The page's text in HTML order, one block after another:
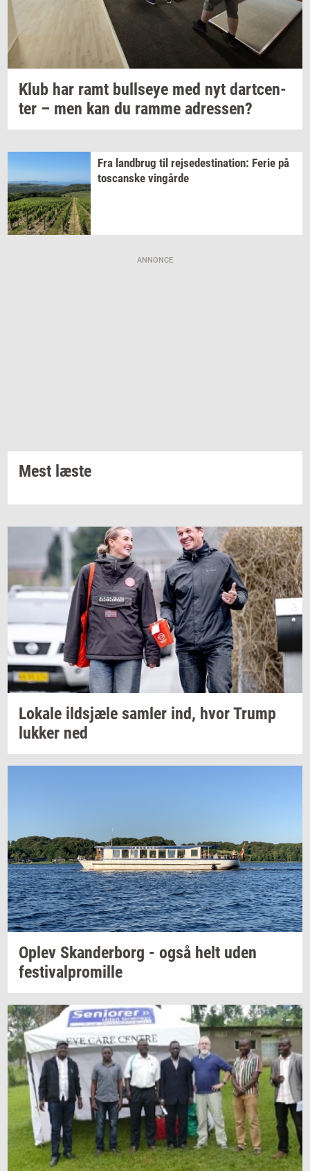
Klub har ramt bull­seye med nyt dart­cen­
ter – men kan du ramme adres­sen?
Fra land­brug til rej­se­desti­na­tion: Ferie på
toscan­ske vin­går­de
ANNONCE
Mest læste
Lo­ka­le ildsjæ­le sam­ler ind, hvor Trump
luk­ker ned
Oplev Skan­der­borg - også helt uden
festi­val­pro­mil­le